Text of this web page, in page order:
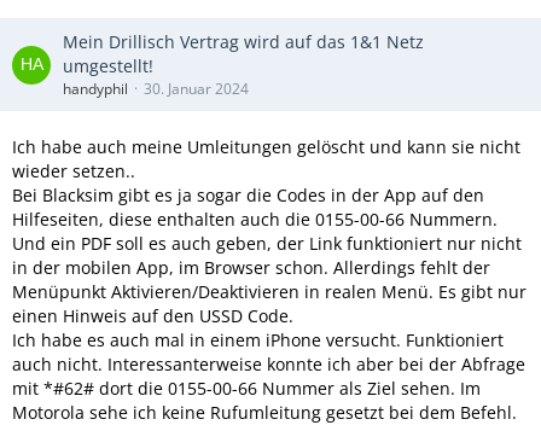
Mein Drillisch Vertrag wird auf das 1&1 Netz
umgestellt!
handyphil 30. Januar 2024
Ich habe auch meine Umleitungen gelöscht und kann sie nicht
wieder setzen..
Bei Blacksim gibt es ja sogar die Codes in der App auf den
Hilfeseiten, diese enthalten auch die 0155-00-66 Nummern.
Und ein PDF soll es auch geben, der Link funktioniert nur nicht
in der mobilen App, im Browser schon. Allerdings fehlt der
Menüpunkt Aktivieren/Deaktivieren in realen Menü. Es gibt nur
einen Hinweis auf den USSD Code.
Ich habe es auch mal in einem iPhone versucht. Funktioniert
auch nicht. Interessanterweise konnte ich aber bei der Abfrage
mit *#62# dort die 0155-00-66 Nummer als Ziel sehen. Im
Motorola sehe ich keine Rufumleitung gesetzt bei dem Befehl.